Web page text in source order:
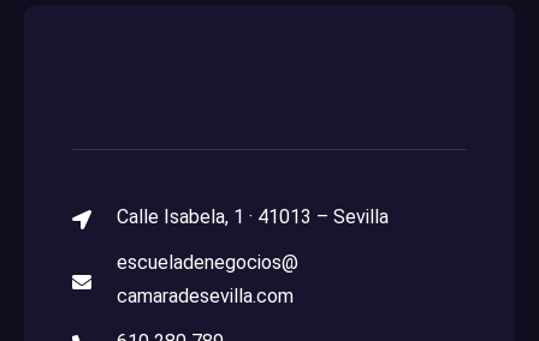
Calle Isabela, 1 · 41013 – Sevilla
escueladenegocios@
camaradesevilla.com